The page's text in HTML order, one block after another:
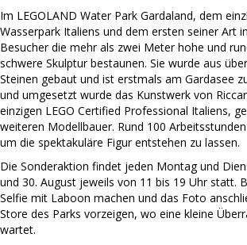
Im LEGOLAND Water Park Gardaland, dem
Wasserpark Italiens und dem ersten seiner Art
Besucher die mehr als zwei Meter hohe und
schwere Skulptur bestaunen. Sie wurde aus
Steinen gebaut und ist erstmals am Gardasee
und umgesetzt wurde das Kunstwerk von
einzigen LEGO Certified Professional Italiens,
weiteren Modellbauer. Rund 100
um die spektakuläre Figur entstehen zu lassen.
Die Sonderaktion findet jeden Montag und
und 30. August jeweils von 11 bis 19 Uhr statt.
Selfie mit Laboon machen und das Foto
Store des Parks vorzeigen, wo eine kleine
wartet.